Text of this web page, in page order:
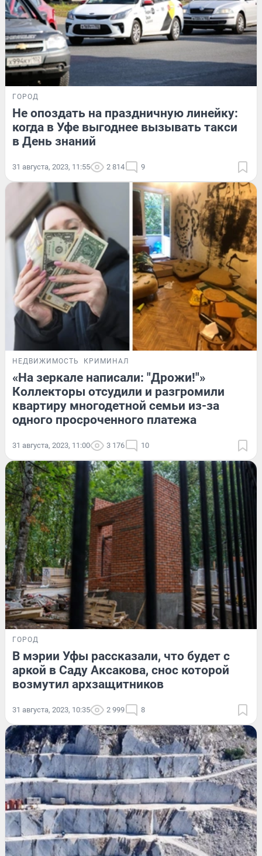
ГОРОД
Не опоздать на праздничную линейку:
когда в Уфе выгоднее вызывать такси
в День знаний
31 августа, 2023, 11:55 2 814 9
НЕДВИЖИМОСТЬ КРИМИНАЛ
«На зеркале написали: "Дрожи!"»
Коллекторы отсудили и разгромили
квартиру многодетной семьи из-за
одного просроченного платежа
31 августа, 2023, 11:00 3 176 10
ГОРОД
В мэрии Уфы рассказали, что будет с
аркой в Саду Аксакова, снос которой
возмутил архзащитников
31 августа, 2023, 10:35 2 999 8